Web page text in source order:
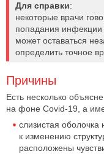
Для справки:
некоторые врачи
попадания инфекции
может оставаться
определить точное
Причины
Есть несколько
на фоне Covid-19, а
слизистая оболочка
к изменению
расположены